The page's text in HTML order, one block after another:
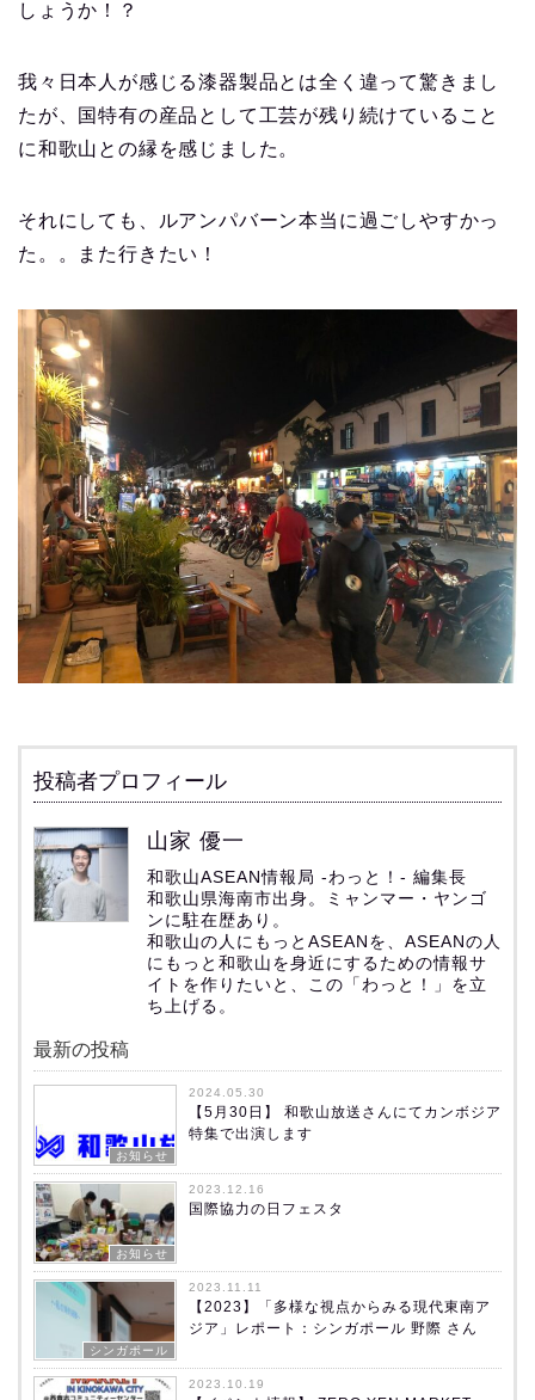
しょうか！？
我々日本人が感じる漆器製品とは全く違って驚きまし
たが、国特有の産品として工芸が残り続けていること
に和歌山との縁を感じました。
それにしても、ルアンパバーン本当に過ごしやすかっ
た。。また行きたい！
投稿者プロフィール
山家 優一
和歌山ASEAN情報局 -わっと！- 編集長
和歌山県海南市出身。ミャンマー・ヤンゴ
ンに駐在歴あり。
和歌山の人にもっとASEANを、ASEANの人
にもっと和歌山を身近にするための情報サ
イトを作りたいと、この「わっと！」を立
ち上げる。
最新の投稿
お知らせ
2024.05.30
【5月30日】 和歌山放送さんにてカンボジア
特集で出演します
お知らせ
2023.12.16
国際協力の日フェスタ
シンガポール
2023.11.11
【2023】「多様な視点からみる現代東南ア
ジア」レポート：シンガポール 野際 さん
2023.10.19